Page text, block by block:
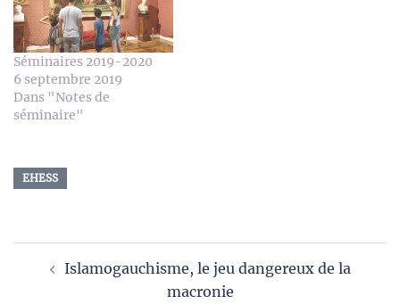
Séminaires 2019-2020
6 septembre 2019
Dans "Notes de
séminaire"
EHESS
d’articleIslamogauchisme, le jeu dangereux de la
macronie